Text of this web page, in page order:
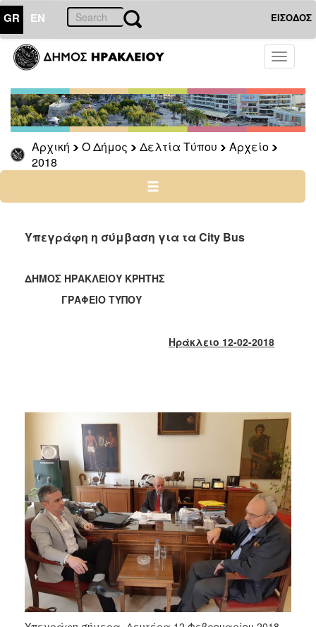
GR EN ΕΙΣΟΔΟΣ
Toggle
Αρχική Ο Δήμος Δελτία Τύπου
Αρχείο
2018
ΔΗΜΟΣ
Δελτία
Τύπου
Αρχείο
2026
2025
2022
2020
2019
2011
2010
2006
ΤΟΠΟΣ
ΠΟΛΙΤΙΣΜΟΣ
Υπεγράφη η σύμβαση για τα City Bus
ΔΗΜΟΣ ΗΡΑΚΛΕΙΟΥ ΚΡΗΤΗΣ
ΓΡΑΦΕΙΟ ΤΥΠΟΥ
Ηράκλειο 12-02-2018